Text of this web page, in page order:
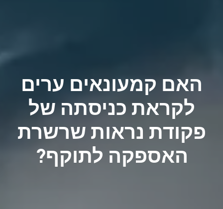
האם קמעונאים ערים
לקראת כניסתה של
פקודת נראות שרשרת
האספקה לתוקף?